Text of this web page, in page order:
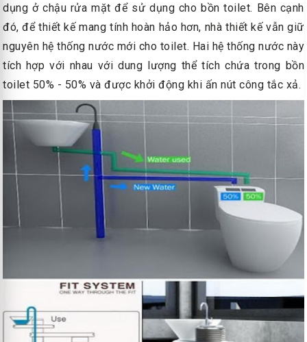
dụng ở chậu rửa mặt để sử dụng cho bồn toilet. Bên cạnh
đó, để thiết kế mang tính hoàn hảo hơn, nhà thiết kế vẫn giữ
nguyên hệ thống nước mới cho toilet. Hai hệ thống nước này
tích hợp với nhau với dung lượng thể tích chứa trong bồn
toilet 50% - 50% và được khởi động khi ấn nút công tắc xả.